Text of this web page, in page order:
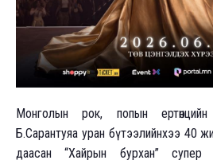
Монголын рок, попын
Б.Сарантуяа уран бүтээлийнхээ 40
даасан “Хайрын бурхан”